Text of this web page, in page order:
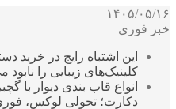
۱۴۰۵/۰۵/۱۶
خبر فوری
این اشتباه رایج در خرید
کلینیک‌های زیبایی را نابود
انواع قاب بندی دیوار با
دکارت؛ تحولی لوکس،